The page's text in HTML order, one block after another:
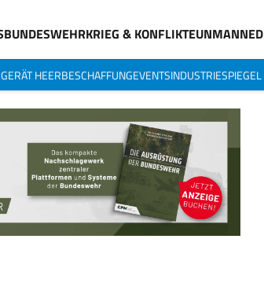
BUNDESWEHRKRIEG & KONFLIKTEUNMANNED
HEERBESCHAFFUNGEVENTSINDUSTRIESPIEGEL